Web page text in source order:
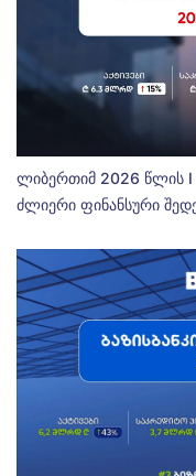
ლიბერთიმ 2026 წლის I
ძლიერი ფინანსური